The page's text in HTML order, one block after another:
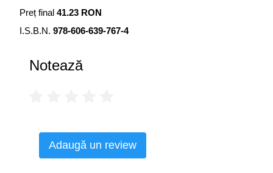
Preț final 41.23 RON
I.S.B.N. 978-606-639-767-4
Notează
Adaugă un review